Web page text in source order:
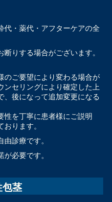
・薬代・アフターケアの全
りする場合がございます。
ご要望により変わる場合が
ンセリングにより確定した上
、後になって追加変更になる
性を丁寧に患者様にご説明
ります。
診療です。
必要です。
包茎